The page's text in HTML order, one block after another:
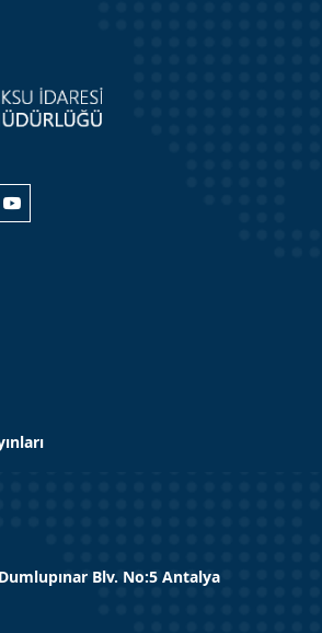
Blv. No:5 Antalya